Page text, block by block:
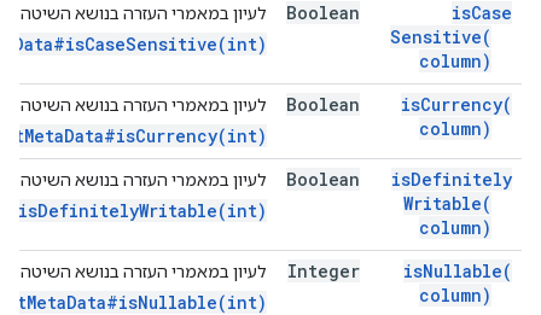
isCase
Sensitive(
column)
Boolean לעיון במאמרי העזרה בנושא השיטה
isCurrency(
column)
Boolean לעיון במאמרי העזרה בנושא השיטה
isDefinitely
Writable(
column)
Boolean לעיון במאמרי העזרה בנושא השיטה
isNullable(
column)
Integer לעיון במאמרי העזרה בנושא השיטה